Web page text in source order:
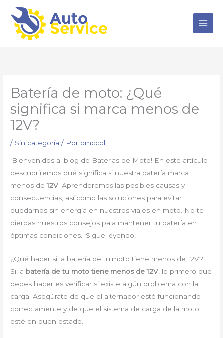
contenido
Batería de moto: ¿Qué
significa si marca menos de
12V?
/ Sin categoría / Por dmccol
¡Bienvenidos al blog de Baterias de Moto! En este artículo
descubriremos qué significa si nuestra batería marca
menos de12V. Aprenderemos las posibles causas y
consecuencias, así como las soluciones para evitar
quedarnos sin energía en nuestros viajes en moto. No te
pierdas nuestros consejos para mantener tu batería en
óptimas condiciones. ¡Sigue leyendo!
¿Qué hacer si la batería de tu moto tiene menos de 12V?
Si la batería de tu moto tiene menos de 12V , lo primero que
debes hacer es verificar si existe algún problema con la
carga. Asegúrate de que el alternador esté funcionando
correctamente y de que el sistema de carga de la moto
esté en buen estado.